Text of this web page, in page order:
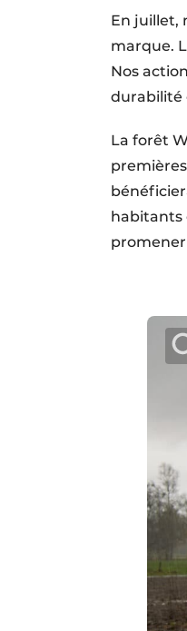
En juillet,
marque.
Nos
durabilité
La forêt
habitants